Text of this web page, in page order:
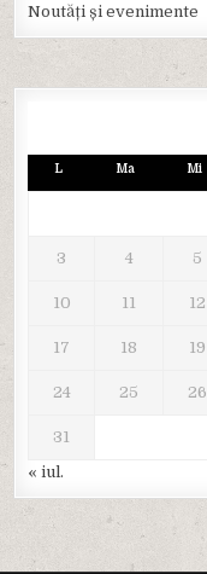
Noutăți și evenimente
L Ma Mi
3 4 5
10 11 12
17 18 19
24 25 26
31
« iul.